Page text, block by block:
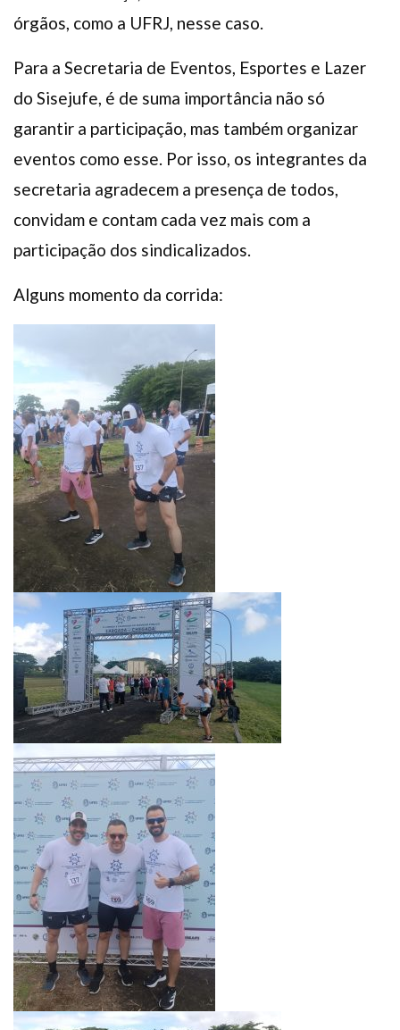
órgãos, como a UFRJ, nesse caso.
Para a Secretaria de Eventos, Esportes e Lazer
do Sisejufe, é de suma importância não só
garantir a participação, mas também organizar
eventos como esse. Por isso, os integrantes da
secretaria agradecem a presença de todos,
convidam e contam cada vez mais com a
participação dos sindicalizados.
Alguns momento da corrida: